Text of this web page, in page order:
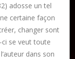
adosse un tel
certaine façon
changer sont
ci se veut toute
dans son